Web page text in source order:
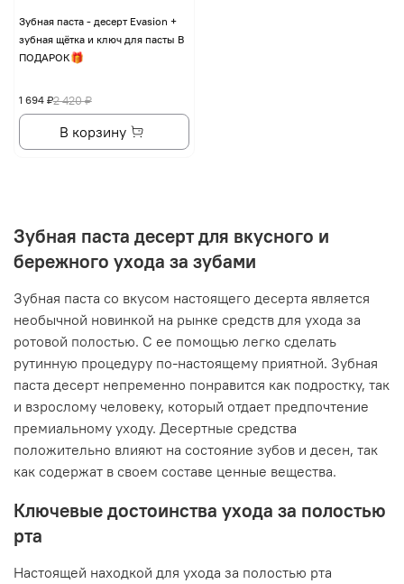
Зубная паста - десерт Evasion +
зубная щётка и ключ для пасты В
ПОДАРОК🎁
2 420 ₽
1 694 ₽
В корзину
Зубная паста десерт для вкусного и
бережного ухода за зубами
Зубная паста со вкусом настоящего десерта является
необычной новинкой на рынке средств для ухода за
ротовой полостью. С ее помощью легко сделать
рутинную процедуру по-настоящему приятной. Зубная
паста десерт непременно понравится как подростку, так
и взрослому человеку, который отдает предпочтение
премиальному уходу. Десертные средства
положительно влияют на состояние зубов и десен, так
как содержат в своем составе ценные вещества.
Ключевые достоинства ухода за полостью
рта
Настоящей находкой для ухода за полостью рта